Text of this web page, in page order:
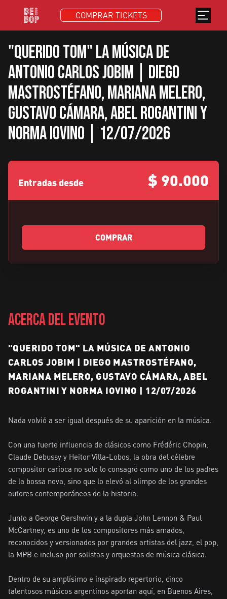
COMPRAR TICKETS
"Querido Tom" La música de
Antonio Carlos Jobim | Diego
Mastrostéfano, Mariana Melero,
Gustavo Cámara, Abel Rogantini y
Norma Iovino | 12/07/2026
Entradas desde $ 90.000
COMPRAR
ACERCA DEL EVENTO
"QUERIDO TOM" LA MÚSICA DE ANTONIO
CARLOS JOBIM | DIEGO MASTROSTÉFANO,
MARIANA MELERO, GUSTAVO CÁMARA, ABEL
ROGANTINI Y NORMA IOVINO | 12/07/2026
Nada volvió a ser igual después de su aparición en la música.
Con una fuerte influencia de clásicos como Frédéric Chopin,
Claude Debussy y Heitor Villa-Lobos, la obra del célebre
compositor carioca no solo lo consagró como uno de los padres
de la bossa nova, sino que lo elevó al olimpo de los grandes
autores contemporáneos de la historia.
Junto a George Gershwin y a la dupla John Lennon & Paul
McCartney, es uno de los compositores más amados,
reconocidos y versionados por grandes artistas del jazz, el pop,
la MPB e incluso por solistas y orquestas de música clásica.
Dentro de su amplísimo e inspirado repertorio, cinco
talentosos músicos argentinos aportan aquí, en Buenos Aires,